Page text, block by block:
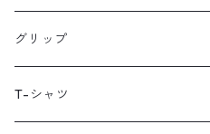
Lords Luggage
LUGS NOT DRUGS
グリップ
T-シャツ